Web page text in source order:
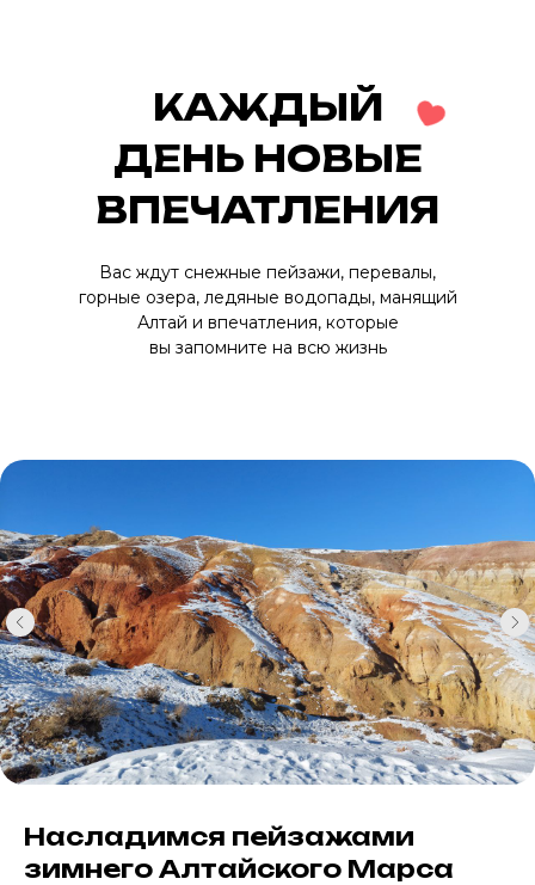
КАЖДЫЙ
ДЕНЬ НОВЫЕ
ВПЕЧАТЛЕНИЯ
Вас ждут снежные пейзажи, перевалы,
горные озера, ледяные водопады, манящий
Алтай и впечатления, которые
вы запомните на всю жизнь
Сделаем потрясающие
фотографии Гейзерного озера